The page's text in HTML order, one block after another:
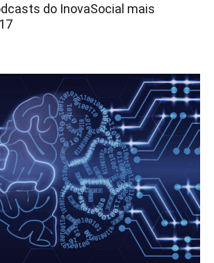
do InovaSocial mais